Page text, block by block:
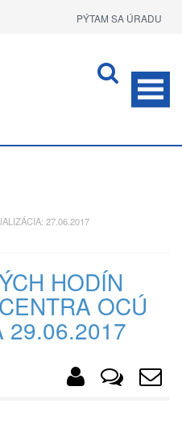
PÝTAM SA ÚRADU
27.06.2017
HODÍN
OCÚ
29.06.2017